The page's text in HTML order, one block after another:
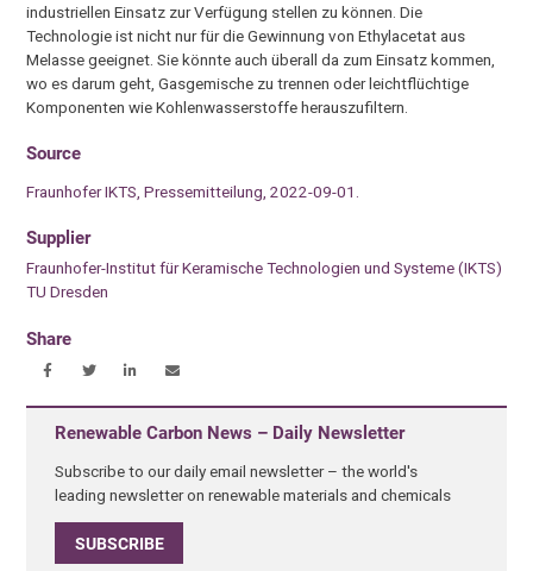
industriellen Einsatz zur Verfügung stellen zu können. Die
Technologie ist nicht nur für die Gewinnung von Ethylacetat aus
Melasse geeignet. Sie könnte auch überall da zum Einsatz kommen,
wo es darum geht, Gasgemische zu trennen oder leichtflüchtige
Komponenten wie Kohlenwasserstoffe herauszufiltern.
Source
Fraunhofer IKTS, Pressemitteilung, 2022-09-01.
Supplier
Fraunhofer-Institut für Keramische Technologien und Systeme (IKTS)
TU Dresden
Share
Renewable Carbon News – Daily Newsletter
Subscribe to our daily email newsletter – the world's
leading newsletter on renewable materials and chemicals
SUBSCRIBE